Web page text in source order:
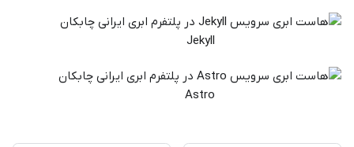
Jekyll
Astro